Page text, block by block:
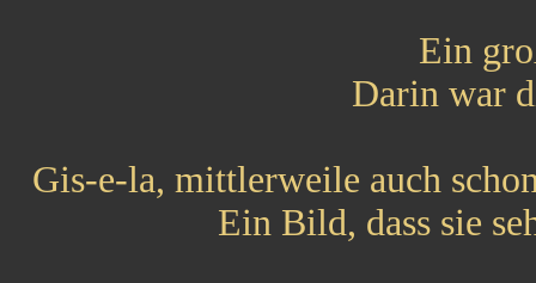
Ein
Darin war
Gis-e-la, mittlerweile auch
Ein Bild, dass sie